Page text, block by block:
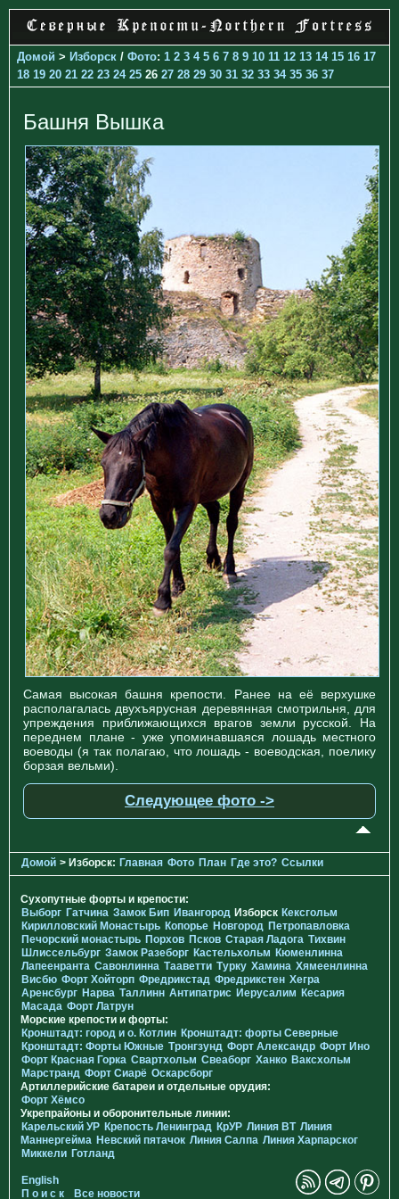
Домой > Изборск / Фото: 1 2 3 4 5 6 7 8 9 10 11 12 13 14 15 16 17
18 19 20 21 22 23 24 25 26 27 28 29 30 31 32 33 34 35 36 37
Башня Вышка
Самая высокая башня крепости. Ранее на её верхушке
располагалась двухъярусная деревянная смотрильня, для
упреждения приближающихся врагов земли русской. На
переднем плане - уже упоминавшаяся лошадь местного
воеводы (я так полагаю, что лошадь - воеводская, поелику
борзая вельми).
Следующее фото ->
Домой > Изборск: Главная Фото План Где это? Ссылки
Сухопутные форты и крепости:
Выборг Гатчина Замок Бип Ивангород Изборск Кексгольм
Кирилловский Монастырь Копорье Новгород Петропавловка
Печорcкий монастырь Порхов Псков Старая Ладога Тихвин
Шлиссельбург Замок Разеборг Кастельхольм Кюменлинна
Лапеенранта Савонлинна Тааветти Турку Хамина Хямеенлинна
Висбю Форт Хойторп Фредрикстад Фредрикстен Хегра
Аренсбург Нарва Таллинн Антипатрис Иерусалим Кесария
Масада Форт Латрун
Морские крепости и форты:
Кронштадт: город и о. Котлин Кронштадт: форты Северные
Кронштадт: Форты Южные Тронгзунд Форт Александр Форт Ино
Форт Красная Горка Свартхольм Свеаборг Ханко Ваксхольм
Марстранд Форт Сиарё Оскарсборг
Артиллерийские батареи и отдельные орудия:
Форт Хёмсо
Укрепрайоны и оборонительные линии:
Карельский УР Крепость Ленинград КрУР Линия ВТ Линия
Маннергейма Невский пятачок Линия Салпа Линия Харпарског
Миккели Готланд
English
П о и с к
Все новости